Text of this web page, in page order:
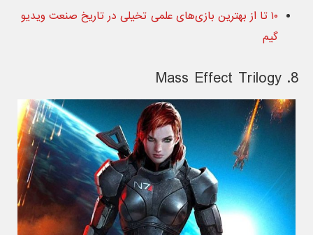
۱۰ تا از بهترین بازی‌های علمی تخیلی در تاریخ صنعت ویدیو
گیم
8. Mass Effect Trilogy